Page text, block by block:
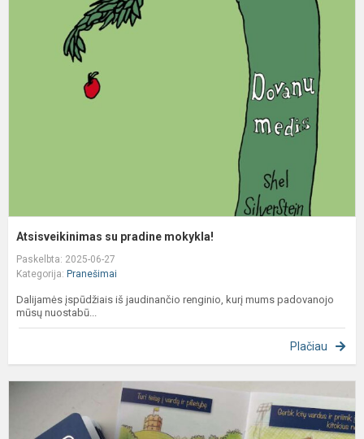
Atsisveikinimas su pradine mokykla!
Paskelbta: 2025-06-27
Kategorija: Pranešimai
Dalijamės įspūdžiais iš jaudinančio renginio, kurį mums padovanojo
mūsų nuostabū...
Plačiau